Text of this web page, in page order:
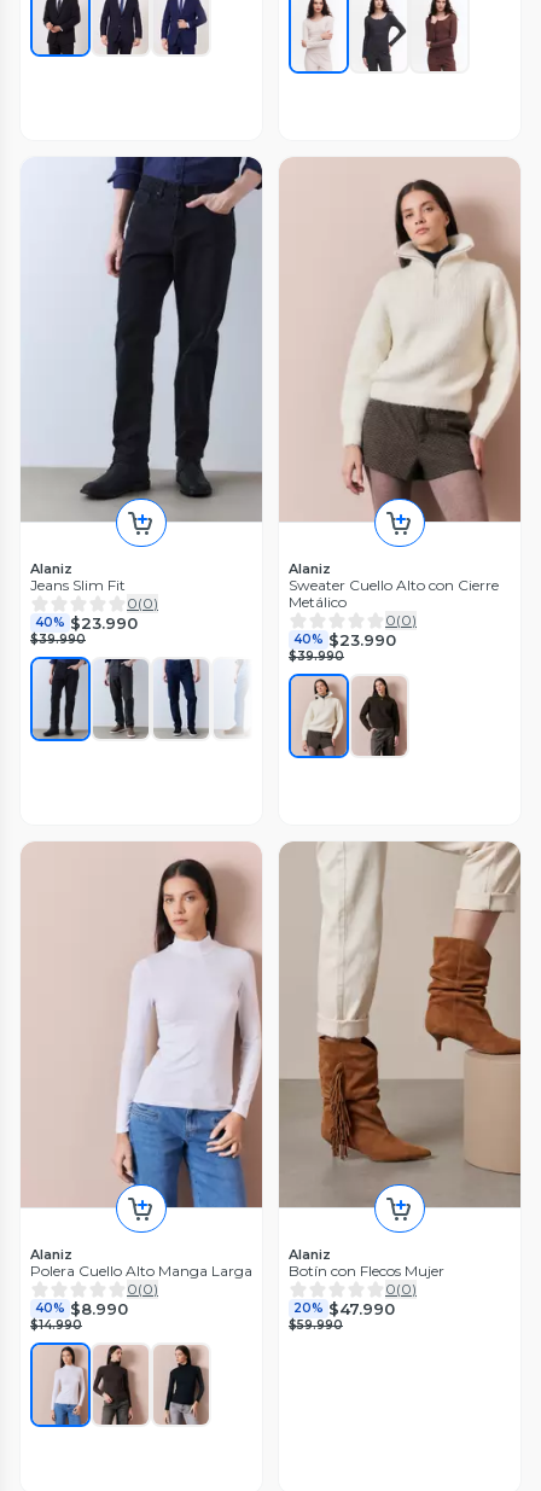
Alaniz
Jeans Slim Fit
0(0)
40% $23.990
$39.990
Alaniz
Sweater Cuello Alto con Cierre
Metálico
0(0)
40% $23.990
$39.990
Alaniz
Polera Cuello Alto Manga Larga
0(0)
40% $8.990
$14.990
Alaniz
Botín con Flecos Mujer
0(0)
20% $47.990
$59.990